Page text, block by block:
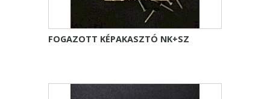
FOGAZOTT KÉPAKASZTÓ NK+SZ